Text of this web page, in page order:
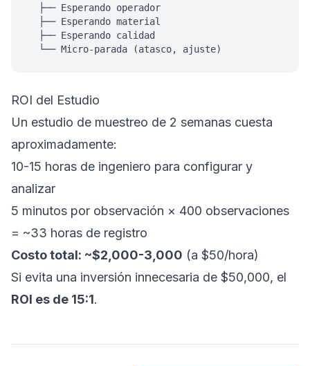
├── Esperando operador
├── Esperando material
├── Esperando calidad
└── Micro-parada (atasco, ajuste)
ROI del Estudio
Un estudio de muestreo de 2 semanas cuesta
aproximadamente:
10-15 horas de ingeniero para configurar y
analizar
5 minutos por observación × 400 observaciones
= ~33 horas de registro
Costo total: ~$2,000-3,000 (a $50/hora)
Si evita una inversión innecesaria de $50,000, el
ROI es de 15:1.